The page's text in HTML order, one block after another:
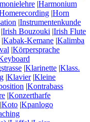
|Harmonium
|Horn
|Instrumentenkunde
|Irish Bouzouki |Irish Flute
|Kabak-Kemane |Kalimba
|Körpersprache
|Klarinette |Klass.
|Klavier|Kleine
|Kontrabass
|Konzertharfe
|Koto |Kpanlogo